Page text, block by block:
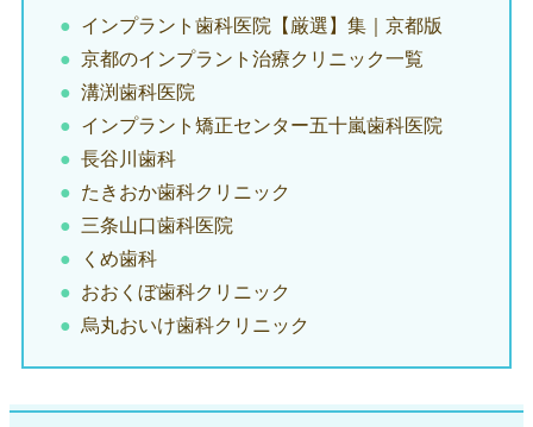
インプラント歯科医院【厳選】集｜京都版
京都のインプラント治療クリニック一覧
溝渕歯科医院
インプラント矯正センター五十嵐歯科医院
長谷川歯科
たきおか歯科クリニック
三条山口歯科医院
くめ歯科
おおくぼ歯科クリニック
烏丸おいけ歯科クリニック